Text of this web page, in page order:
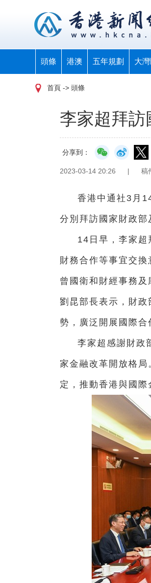
頭條 港澳 五年規劃 大
首頁 -> 頭條
李家超拜
分享到：
2023-03-14 20:26 | 稿
香港中通社3月
分別拜訪國家財政部
14日早，李家超
財務合作等事宜交
曾國衛和財經事務及
劉昆部長表示，財
勢，廣泛開展國際合
李家超感謝財政
家金融改革開放格
定，推動香港與國際